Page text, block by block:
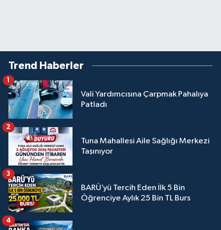
Trend Haberler
Vali Yardımcısına Çarpmak Pahalıya
Patladı
1
Tuna Mahallesi Aile Sağlığı Merkezi
Taşınıyor
2
BARÜ’yü Tercih Eden İlk 5 Bin
Öğrenciye Aylık 25 Bin TL Burs
3
4